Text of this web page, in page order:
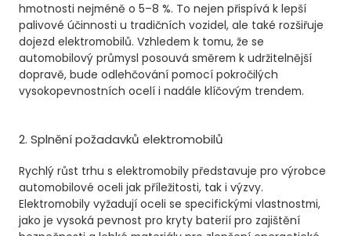
hmotnosti nejméně o 5–8 %. To nejen přispívá k lepší
palivové účinnosti u tradičních vozidel, ale také rozšiřuje
dojezd elektromobilů. Vzhledem k tomu, že se
automobilový průmysl posouvá směrem k udržitelnější
dopravě, bude odlehčování pomocí pokročilých
vysokopevnostních ocelí i nadále klíčovým trendem.
2. Splnění požadavků elektromobilů
Rychlý růst trhu s elektromobily představuje pro výrobce
automobilové oceli jak příležitosti, tak i výzvy.
Elektromobily vyžadují oceli se specifickými vlastnostmi,
jako je vysoká pevnost pro kryty baterií pro zajištění